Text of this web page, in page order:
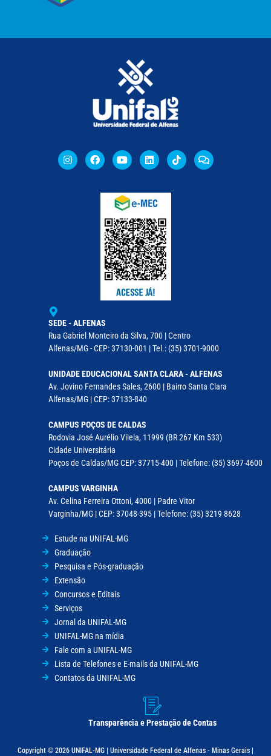
SEDE - ALFENAS
Rua Gabriel Monteiro da Silva, 700 | Centro
Alfenas/MG - CEP: 37130-001 | Tel.: (35) 3701-9000
UNIDADE EDUCACIONAL SANTA CLARA - ALFENAS
Av. Jovino Fernandes Sales, 2600 | Bairro Santa Clara
Alfenas/MG | CEP: 37133-840
CAMPUS POÇOS DE CALDAS
Rodovia José Aurélio Vilela, 11999 (BR 267 Km 533)
Cidade Universitária
Poços de Caldas/MG CEP: 37715-400 | Telefone: (35) 3697-4600
CAMPUS VARGINHA
Av. Celina Ferreira Ottoni, 4000 | Padre Vitor
Varginha/MG | CEP: 37048-395 | Telefone: (35) 3219 8628
Estude na UNIFAL-MG
Graduação
Pesquisa e Pós-graduação
Extensão
Concursos e Editais
Serviços
Jornal da UNIFAL-MG
UNIFAL-MG na mídia
Fale com a UNIFAL-MG
Lista de Telefones e E-mails da UNIFAL-MG
Contatos da UNIFAL-MG
Transparência e Prestação de Contas
Copyright © 2026 UNIFAL-MG | Universidade Federal de Alfenas - Minas Gerais |